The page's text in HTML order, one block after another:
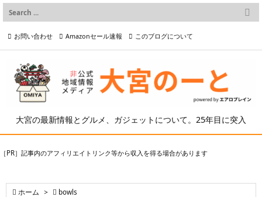
大宮の最新情報とグルメ、ガジェットについて。25年目に突入

メニュー

検索
お問い合わせ Amazonセール速報 このブログについて
プライバシーポリシー等
［PR］記事内のアフィリエイトリンク等から収入を得る場合があります
 ホーム >  bowls